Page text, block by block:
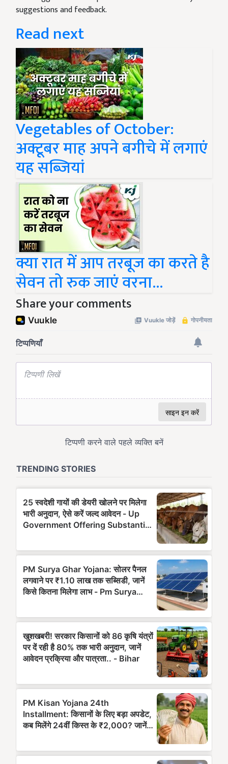
suggestions and feedback.
Read next
Vegetables of October:
अक्टूबर माह अपने बगीचे में लगाएं
यह सब्जियां
क्या रात में आप तरबूज का करते है
सेवन तो रुक जाएं वरना...
Share your comments